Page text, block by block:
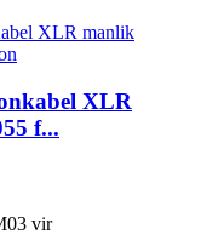
XLR
f...